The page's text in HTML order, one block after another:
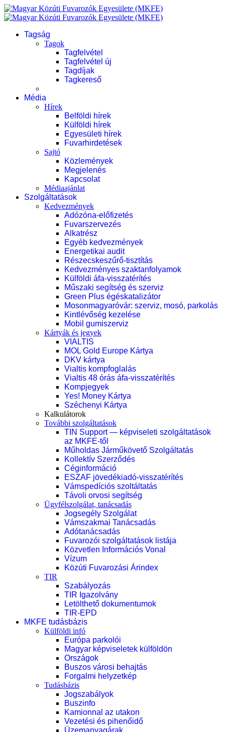
Tagság
Tagok
Tagfelvétel
Tagfelvétel új
Tagdíjak
Tagkereső
Média
Hírek
Belföldi hírek
Külföldi hírek
Egyesületi hírek
Fuvarhirdetések
Sajtó
Közlemények
Megjelenés
Kapcsolat
Médiaajánlat
Szolgáltatások
Kedvezmények
Adózóna-előfizetés
Fuvarszervezés
Alkatrész
Egyéb kedvezmények
Energetikai audit
Részecskeszűrő-tisztítás
Kedvezményes szaktanfolyamok
Külföldi áfa-visszatérítés
Műszaki segítség és szerviz
Green Plus égéskatalizátor
Mosonmagyaróvár: szerviz, mosó, parkolás
Kintlévőség kezelése
Mobil gumiszerviz
Kártyák és jegyek
VIALTIS
MOL Gold Europe Kártya
DKV kártya
Vialtis kompfoglalás
Vialtis 48 órás áfa-visszatérítés
Kompjegyek
Yes! Money Kártya
Széchenyi Kártya
Kalkulátorok
További szolgáltatások
TIN Support — képviseleti szolgáltatások
az MKFE-től
Műholdas Járműkövető Szolgáltatás
Kollektív Szerződés
Céginformáció
ESZAF jövedékiadó-visszatérítés
Vámspedíciós szoltáltatás
Távoli orvosi segítség
Ügyfélszolgálat, tanácsadás
Jogsegély Szolgálat
Vámszakmai Tanácsadás
Adótanácsadás
Fuvarozói szolgáltatások listája
Közvetlen Információs Vonal
Vízum
Közúti Fuvarozási Árindex
TIR
Szabályozás
TIR Igazolvány
Letölthető dokumentumok
TIR-EPD
MKFE tudásbázis
Külföldi infó
Európa parkolói
Magyar képviseletek külföldön
Országok
Buszos városi behajtás
Forgalmi helyzetkép
Tudásbázis
Jogszabályok
Buszinfo
Kamionnal az utakon
Vezetési és pihenőidő
Üzemanyagárak